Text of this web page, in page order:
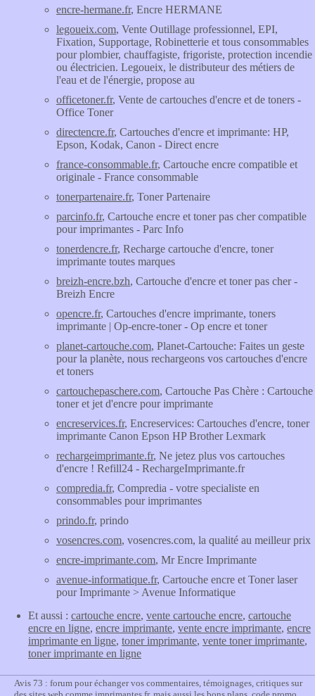
encre-hermane.fr, Encre HERMANE
legoueix.com, Vente Outillage professionnel, EPI,
Fixation, Supportage, Robinetterie et tous consommables
pour plombier, chauffagiste, frigoriste, protection incendie
ou électricien. Legoueix, le distributeur des métiers de
l'eau et de l'énergie, propose au
officetoner.fr, Vente de cartouches d'encre et de toners -
Office Toner
directencre.fr, Cartouches d'encre et imprimante: HP,
Epson, Kodak, Canon - Direct encre
france-consommable.fr, Cartouche encre compatible et
originale - France consommable
tonerpartenaire.fr, Toner Partenaire
parcinfo.fr, Cartouche encre et toner pas cher compatible
pour imprimantes - Parc Info
tonerdencre.fr, Recharge cartouche d'encre, toner
imprimante toutes marques
breizh-encre.bzh, Cartouche d'encre et toner pas cher -
Breizh Encre
opencre.fr, Cartouches d'encre imprimante, toners
imprimante | Op-encre-toner - Op encre et toner
planet-cartouche.com, Planet-Cartouche: Faites un geste
pour la planète, nous rechargeons vos cartouches d'encre
et toners
cartouchepaschere.com, Cartouche Pas Chère : Cartouche
toner et jet d'encre pour imprimante
encreservices.fr, Encreservices: Cartouches d'encre, toner
imprimante Canon Epson HP Brother Lexmark
rechargeimprimante.fr, Ne jetez plus vos cartouches
d'encre ! Refill24 - RechargeImprimante.fr
compredia.fr, Compredia - votre specialiste en
consommables pour imprimantes
prindo.fr, prindo
vosencres.com, vosencres.com, la qualité au meilleur prix
encre-imprimante.com, Mr Encre Imprimante
avenue-informatique.fr, Cartouche encre et Toner laser
pour Imprimante > Avenue Informatique
Et aussi : cartouche encre, vente cartouche encre, cartouche
encre en ligne, encre imprimante, vente encre imprimante, encre
imprimante en ligne, toner imprimante, vente toner imprimante,
toner imprimante en ligne
Avis 73 : forum pour échanger vos commentaires, témoignages, critiques sur